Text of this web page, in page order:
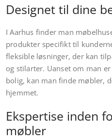
Designet til dine
I Aarhus finder man
produkter specifikt til
fleksible løsninger, der kan
og stilarter. Uanset om man
bolig, kan man finde møbler,
hjemmet.
Ekspertise inden
møbler